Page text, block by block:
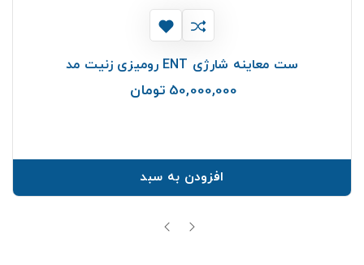
ست معاینه شارژی ENT رومیزی زنیت مد
50,000,000 تومان
افزودن به سبد